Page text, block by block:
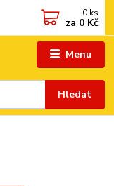
Menu
Hledat
0 ks
za 0 Kč